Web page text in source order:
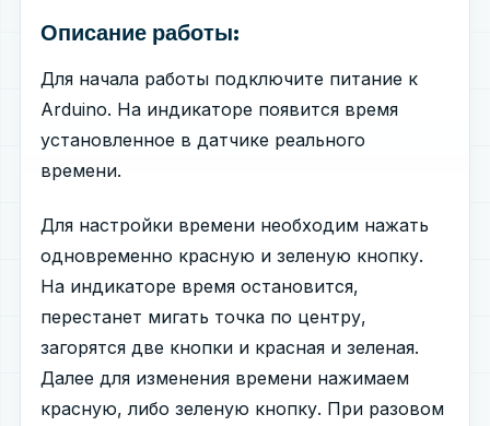
Описание работы:
Для начала работы подключите питание к
Arduino. На индикаторе появится время
установленное в датчике реального
времени.
Для настройки времени необходим нажать
одновременно красную и зеленую кнопку.
На индикаторе время остановится,
перестанет мигать точка по центру,
загорятся две кнопки и красная и зеленая.
Далее для изменения времени нажимаем
красную, либо зеленую кнопку. При разовом